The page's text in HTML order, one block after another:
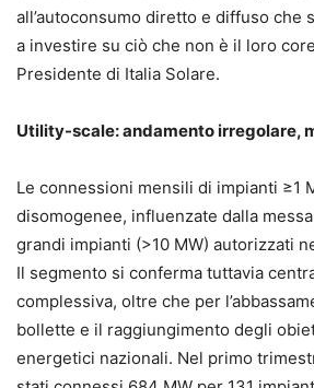
all’autoconsumo diretto e diffuso che
a investire su ciò che non è il loro
Presidente di Italia Solare.
Utility-scale: andamento irregolare,
Le connessioni mensili di impianti ≥1
disomogenee, influenzate dalla
grandi impianti (>10 MW) autorizzati
Il segmento si conferma tuttavia
complessiva, oltre che per
bollette e il raggiungimento degli
energetici nazionali. Nel primo